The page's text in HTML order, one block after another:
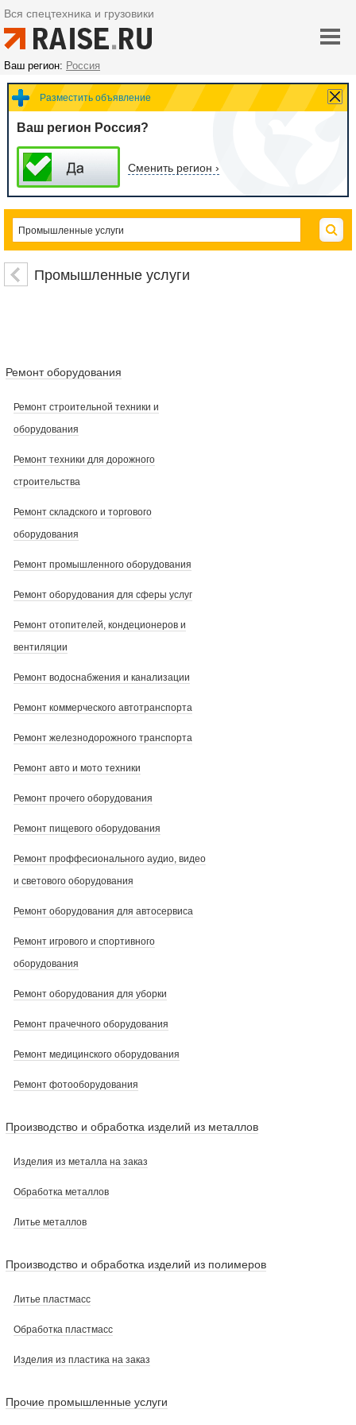
Вся спецтехника и грузовики
Ваш регион: Россия
Разместить объявление
Ваш регион Россия?
Сменить регион ›
Промышленные услуги
Ремонт оборудования
Ремонт строительной техники и
оборудования
Ремонт техники для дорожного
строительства
Ремонт складского и торгового
оборудования
Ремонт промышленного оборудования
Ремонт оборудования для сферы услуг
Ремонт отопителей, кондеционеров и
вентиляции
Ремонт водоснабжения и канализации
Ремонт коммерческого автотранспорта
Ремонт железнодорожного транспорта
Ремонт авто и мото техники
Ремонт прочего оборудования
Ремонт пищевого оборудования
Ремонт проффесионального аудио, видео
и светового оборудования
Ремонт оборудования для автосервиса
Ремонт игрового и спортивного
оборудования
Ремонт оборудования для уборки
Ремонт прачечного оборудования
Ремонт медицинского оборудования
Ремонт фотооборудования
Производство и обработка изделий из металлов
Изделия из металла на заказ
Обработка металлов
Литье металлов
Производство и обработка изделий из полимеров
Литье пластмасс
Обработка пластмасс
Изделия из пластика на заказ
Прочие промышленные услуги